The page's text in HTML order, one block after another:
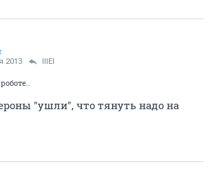
2013 lllEl
"ушли", что тянуть надо на